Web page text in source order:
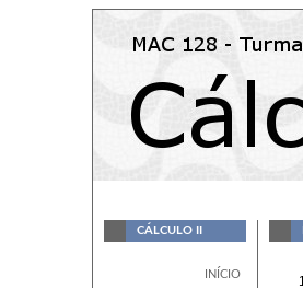
CÁLCULO II
INÍCIO